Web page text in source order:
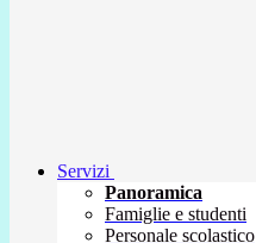
Servizi
Panoramica
Famiglie e studenti
Personale scolastico